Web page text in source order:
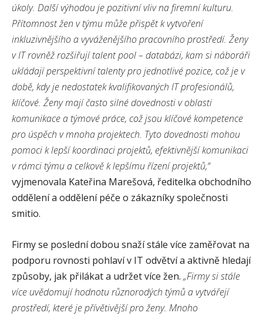
úkoly. Další výhodou je pozitivní vliv na firemní kulturu.
Přítomnost žen v týmu může přispět k vytvoření
inkluzivnějšího a vyváženějšího pracovního prostředí. Ženy
v IT rovněž rozšiřují talent pool – databázi, kam si náboráři
ukládají perspektivní talenty pro jednotlivé pozice, což je v
době, kdy je nedostatek kvalifikovaných IT profesionálů,
klíčové. Ženy mají často silné dovednosti v oblasti
komunikace a týmové práce, což jsou klíčové kompetence
pro úspěch v mnoha projektech. Tyto dovednosti mohou
pomoci k lepší koordinaci projektů, efektivnější komunikaci
v rámci týmu a celkově k lepšímu řízení projektů,“
vyjmenovala Kateřina Marešová, ředitelka obchodního
oddělení a oddělení péče o zákazníky společnosti
smitio.
Firmy se poslední dobou snaží stále více zaměřovat na
podporu rovnosti pohlaví v IT odvětví a aktivně hledají
způsoby, jak přilákat a udržet více žen. „Firmy si stále
více uvědomují hodnotu různorodých týmů a vytvářejí
prostředí, které je přívětivější pro ženy. Mnoho